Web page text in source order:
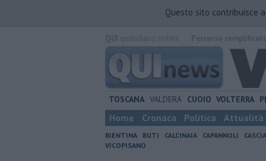
Questo sito contribuisce
TOSCANA VALDERA CUOIO VOLTERRA
Home Cronaca Politica Attualità
BIENTINA BUTI CALCINAIA CAPANNOLI
VICOPISANO